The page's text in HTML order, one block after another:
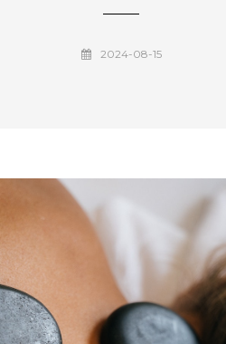
2024-08-15